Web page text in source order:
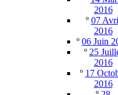
2016
º 07
2016
º 06 Juin
º 25
2016
º 17
2016